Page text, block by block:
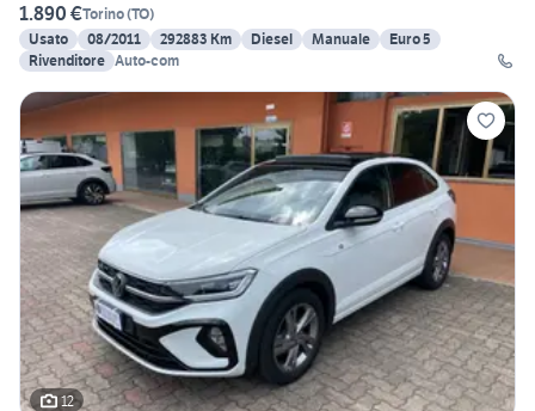
1.890 €Torino(TO)
Usato
08/2011 292883 Km Diesel Manuale
Euro 5
Rivenditore Auto-com
12